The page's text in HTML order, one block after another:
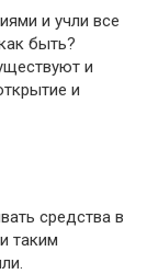
и учли все
быть?
и
и
средства в
таким